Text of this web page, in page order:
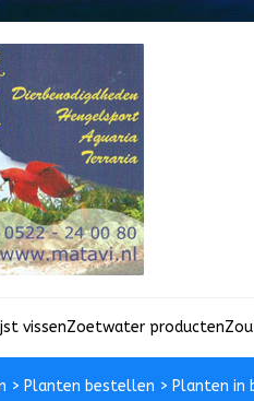
vissenZoetwater producten
> Planten bestellen > Planten in